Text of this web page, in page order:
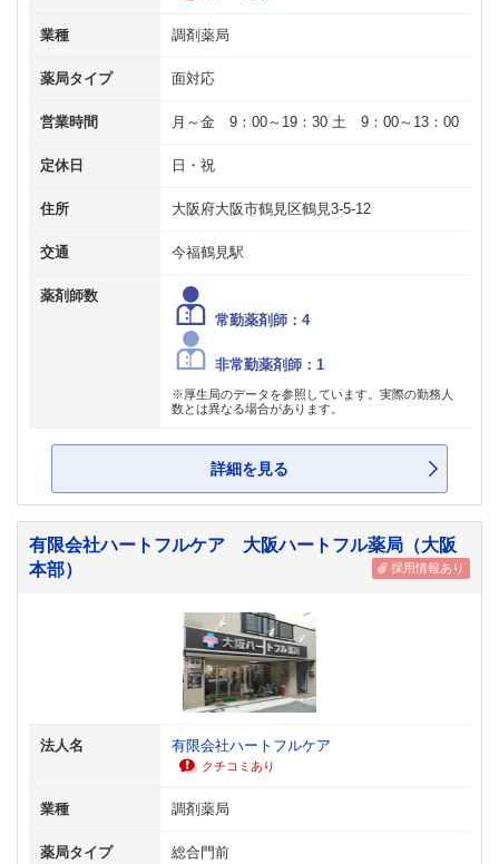
業種 調剤薬局
薬局タイプ 面対応
営業時間 月～金 9：00～19：30 土 9：00～13：00
定休日 日・祝
住所 大阪府大阪市鶴見区鶴見3-5-12
交通 今福鶴見駅
薬剤師数
常勤薬剤師：4
非常勤薬剤師：1
※厚生局のデータを参照しています。実際の勤務人
数とは異なる場合があります。
詳細を見る
有限会社ハートフルケア 大阪ハートフル薬局（大阪
本部）
採用情報あり
法人名 有限会社ハートフルケア
クチコミあり
業種 調剤薬局
薬局タイプ 総合門前